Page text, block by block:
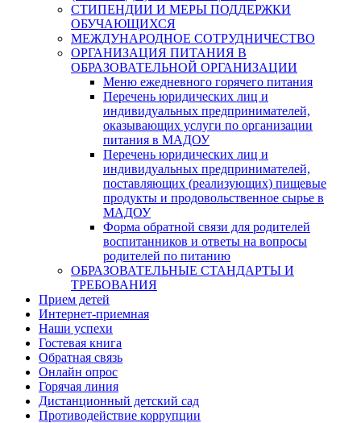
СТИПЕНДИИ И МЕРЫ ПОДДЕРЖКИ
ОБУЧАЮЩИХСЯ
МЕЖДУНАРОДНОЕ СОТРУДНИЧЕСТВО
ОРГАНИЗАЦИЯ ПИТАНИЯ В
ОБРАЗОВАТЕЛЬНОЙ ОРГАНИЗАЦИИ
Меню ежедневного горячего питания
Перечень юридических лиц и
индивидуальных предпринимателей,
оказывающих услуги по организации
питания в МАДОУ
Перечень юридических лиц и
индивидуальных предпринимателей,
поставляющих (реализующих) пищевые
продукты и продовольственное сырье в
МАДОУ
Форма обратной связи для родителей
воспитанников и ответы на вопросы
родителей по питанию
ОБРАЗОВАТЕЛЬНЫЕ СТАНДАРТЫ И
ТРЕБОВАНИЯ
Прием детей
Интернет-приемная
Наши успехи
Гостевая книга
Обратная связь
Онлайн опрос
Горячая линия
Дистанционный детский сад
Противодействие коррупции